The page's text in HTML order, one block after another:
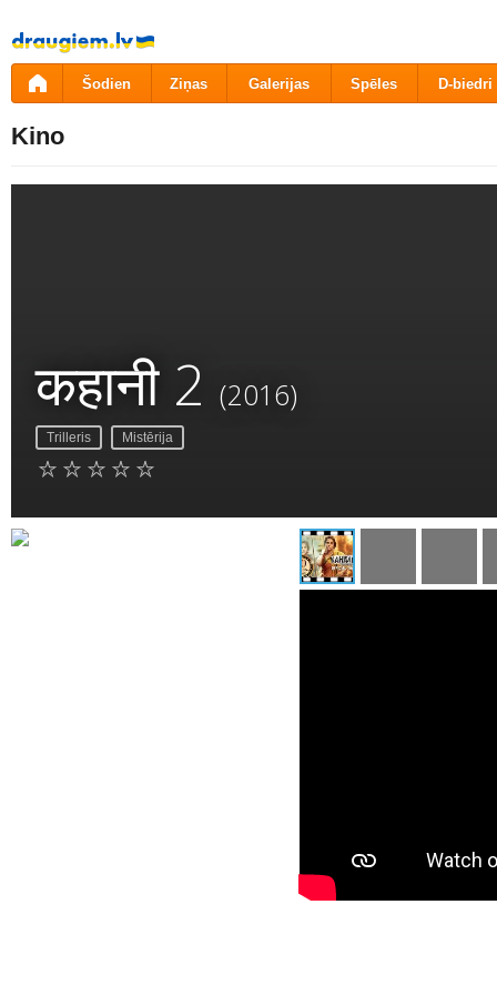
Pāriet
uz
saturu
Šodien Ziņas Galerijas Spēles D-biedri
Kino
कहानी 2 (2016)
Trilleris Mistērija